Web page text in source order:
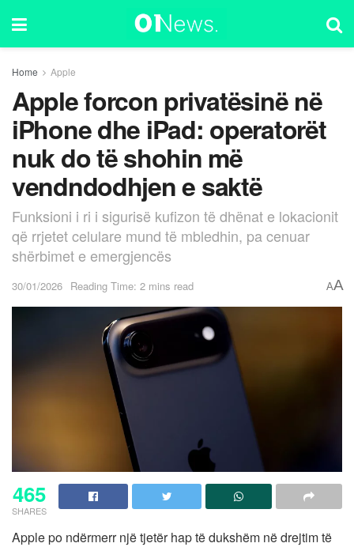
Home Apple
Apple forcon privatësinë në
iPhone dhe iPad: operatorët
nuk do të shohin më
vendndodhjen e saktë
Funksioni i ri i sigurisë kufizon të dhënat e lokacionit
që rrjetet celulare mund të mbledhin, pa cenuar
shërbimet e emergjencës
30/01/2026 Reading Time: 2 mins read AA
465
SHARES
Apple po ndërmerr një tjetër hap të dukshëm në drejtim të